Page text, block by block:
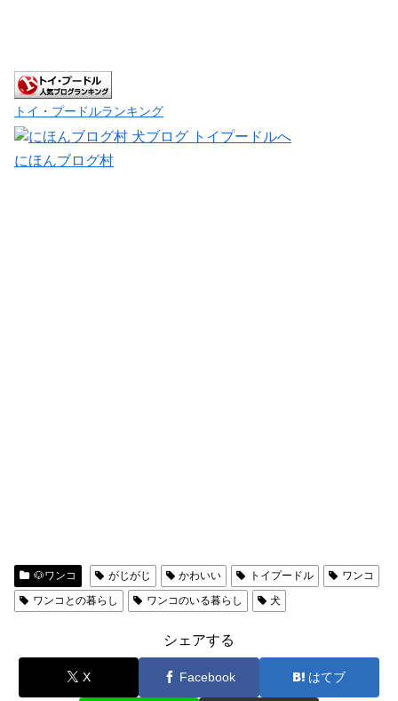
トイ・プードルランキング
にほんブログ村
🐶ワンコ がじがじ かわいい トイプードル
ワンコ
ワンコとの暮らし
ワンコのいる暮らし 犬
シェアする
X Facebook はてブ